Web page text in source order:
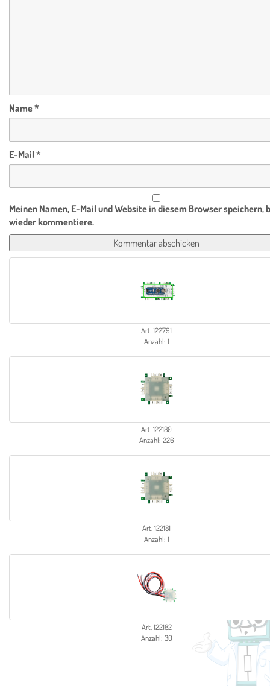
Name*
E-Mail *
Meinen Namen, E-Mail und Website in diesem Browser speichern,
wieder kommentiere.
Art. 122791
Anzahl: 1
Art. 122180
Anzahl: 226
Art. 122181
Anzahl: 1
Art. 122182
Anzahl: 30